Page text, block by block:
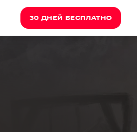
30 ДНЕЙ БЕСПЛАТНО